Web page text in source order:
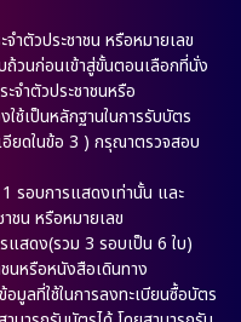
ำตัวประชาชน หรือหมายเลข
วนก่อนเข้าสู่ขั้นตอนเลือกที่นั่ง
จำตัวประชาชนหรือ
เป็นหลักฐานในการรับบัตร
อียดในข้อ 3 ) กรุณาตรวจสอบ
รอบการแสดงเท่านั้น และ
ชน หรือหมายเลข
สดง(รวม 3 รอบเป็น 6 ใบ)
นหรือหนังสือเดินทาง
ลที่ใช้ในการลงทะเบียนซื้อบัตร